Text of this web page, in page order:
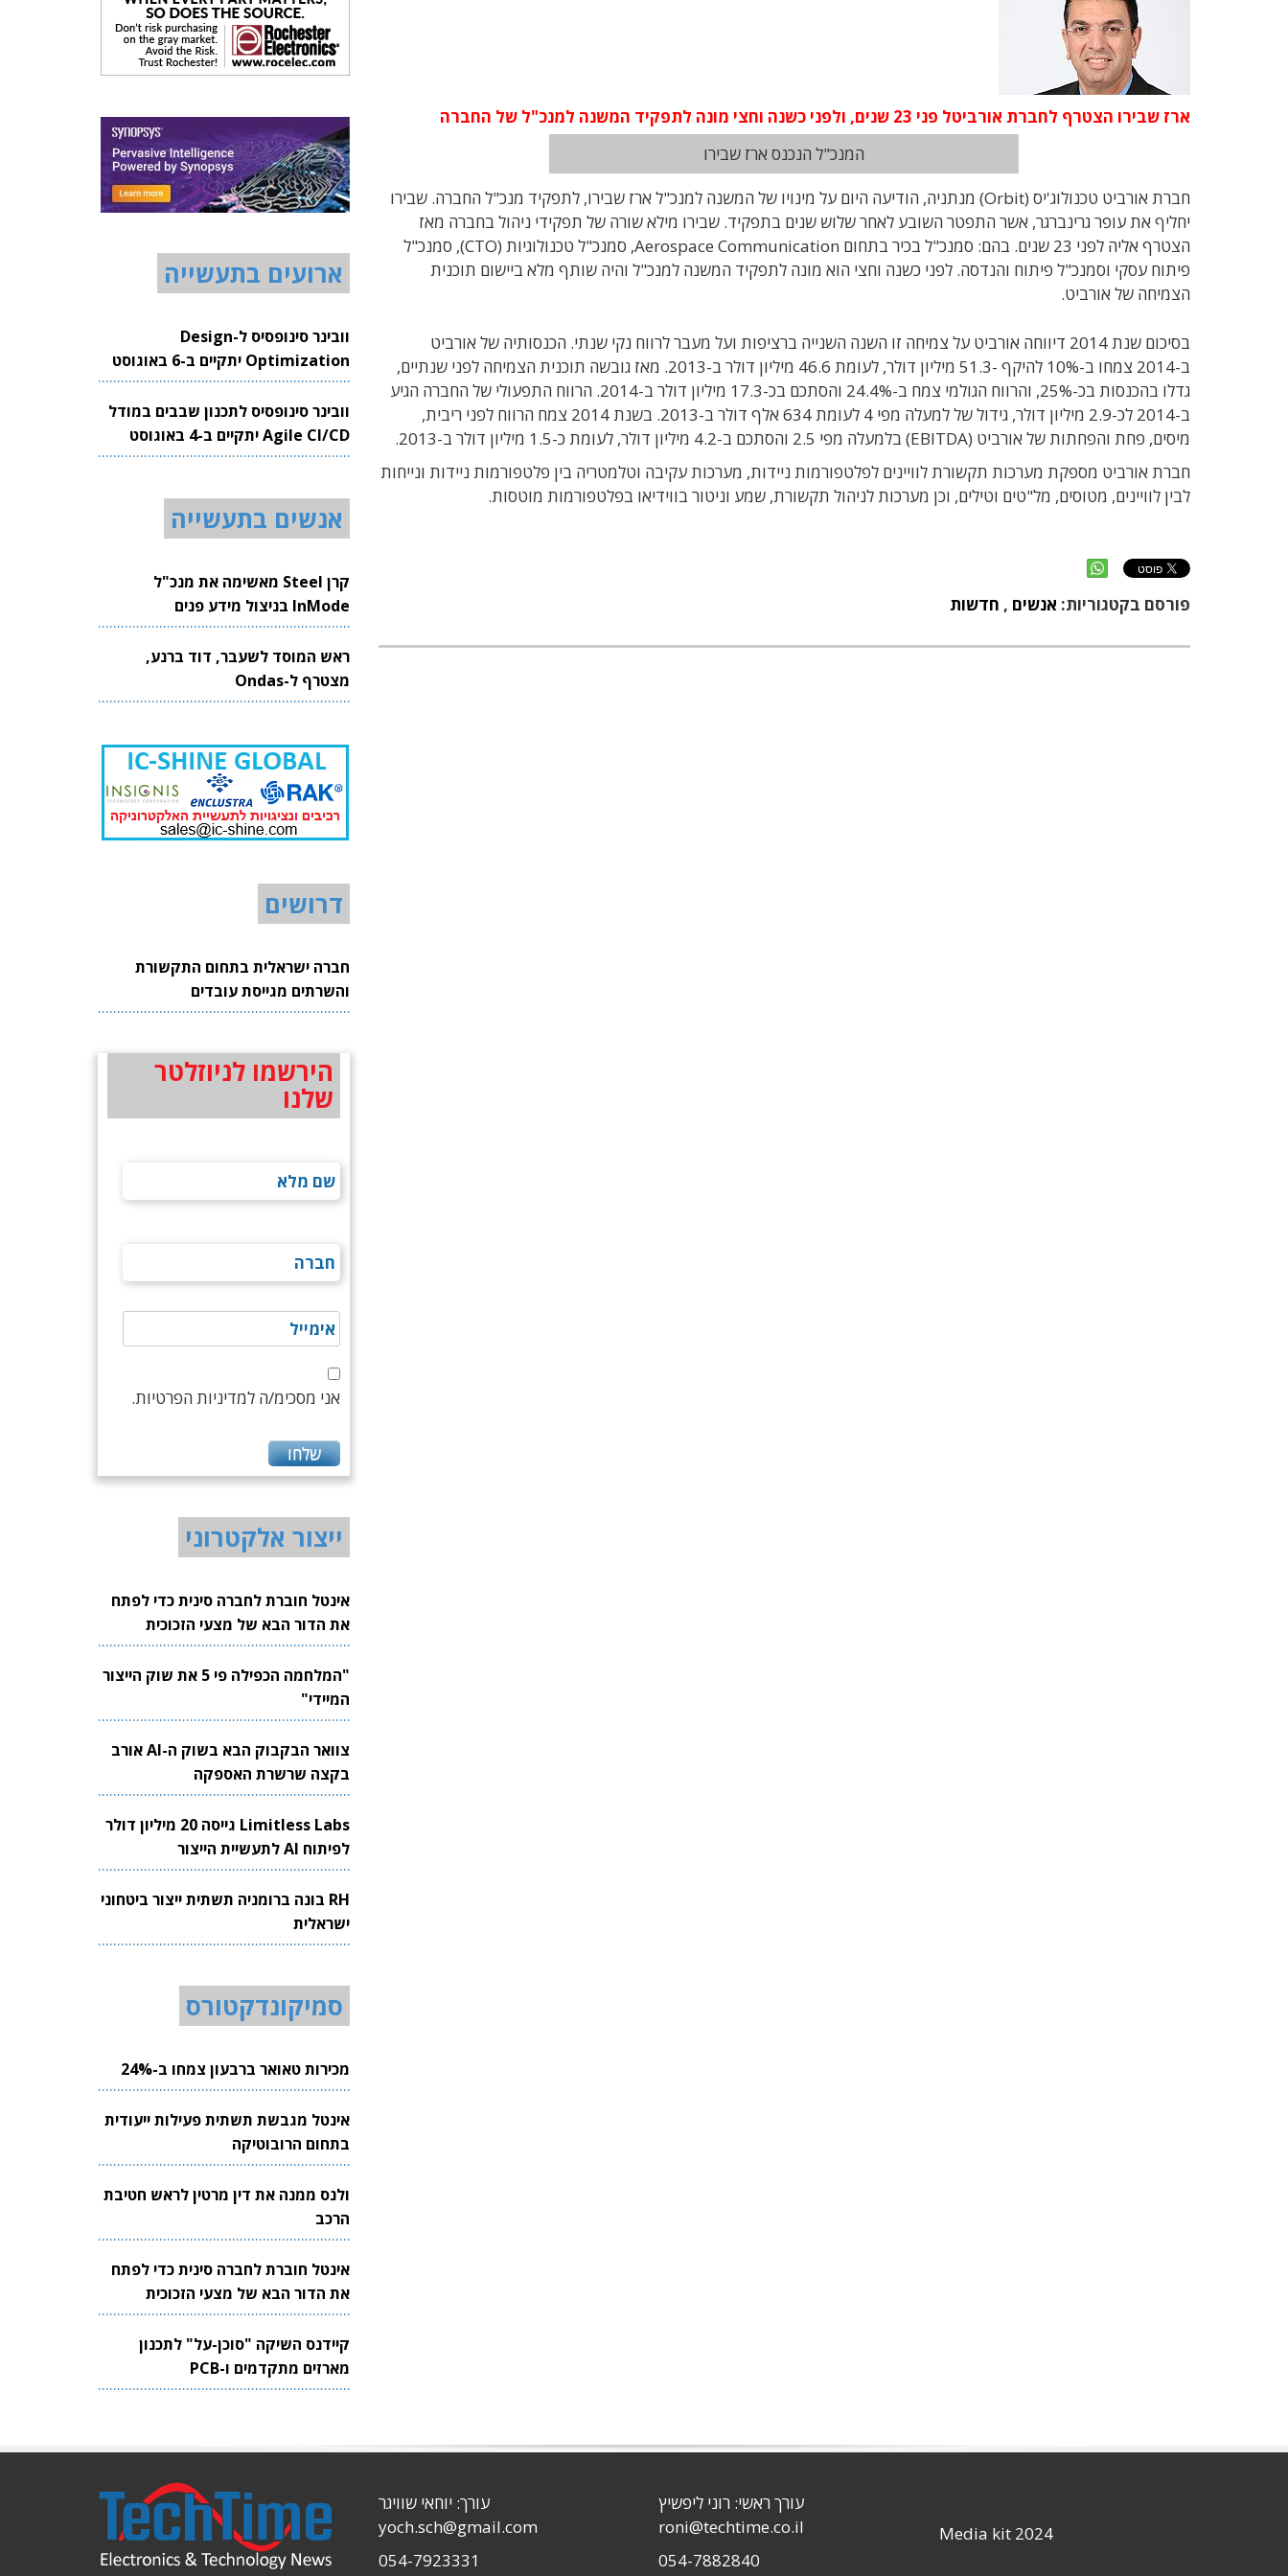
ארז שבירו הצטרף לחברת אורביטל פני 23 שנים, ולפני כשנה וחצי מונה לתפקיד המשנה למנכ"ל של החברה
המנכ"ל הנכנס ארז שבירו
חברת אורביט טכנולוג'יס (Orbit) מנתניה, הודיעה היום על מינויו של המשנה למנכ"ל ארז שבירו, לתפקיד מנכ"ל החברה. שבירו
יחליף את עופר גרינברגר, אשר התפטר השובע לאחר שלוש שנים בתפקיד. שבירו מילא שורה של תפקידי ניהול בחברה מאז
הצטרף אליה לפני 23 שנים. בהם: סמנכ"ל בכיר בתחום Aerospace Communication, סמנכ"ל טכנולוגיות (CTO), סמנכ"ל
פיתוח עסקי וסמנכ"ל פיתוח והנדסה. לפני כשנה וחצי הוא מונה לתפקיד המשנה למנכ"ל והיה שותף מלא ביישום תוכנית
הצמיחה של אורביט.
בסיכום שנת 2014 דיווחה אורביט על צמיחה זו השנה השנייה ברציפות ועל מעבר לרווח נקי שנתי. הכנסותיה של אורביט
ב-2014 צמחו ב-10% להיקף -51.3 מיליון דולר, לעומת 46.6 מיליון דולר ב-2013. מאז גובשה תוכנית הצמיחה לפני שנתיים,
גדלו בהכנסות בכ-25%, והרווח הגולמי צמח ב-24.4% והסתכם בכ-17.3 מיליון דולר ב-2014. הרווח התפעולי של החברה הגיע
ב-2014 לכ-2.9 מיליון דולר, גידול של למעלה מפי 4 לעומת 634 אלף דולר ב-2013. בשנת 2014 צמח הרווח לפני ריבית,
מיסים, פחת והפחתות של אורביט (EBITDA) בלמעלה מפי 2.5 והסתכם ב-4.2 מיליון דולר, לעומת כ-1.5 מיליון דולר ב-2013.
חברת אורביט מספקת מערכות תקשורת לוויינים לפלטפורמות ניידות, מערכות עקיבה וטלמטריה בין פלטפורמות ניידות ונייחות
לבין לוויינים, מטוסים, מל"טים וטילים, וכן מערכות לניהול תקשורת, שמע וניטור בווידיאו בפלטפורמות מוטסות.
פורסם בקטגוריות: אנשים , חדשות
ארועים בתעשייה
וובינר סינופסיס ל-Design
Optimization יתקיים ב-6 באוגוסט
2026
וובינר סינופסיס לתכנון שבבים במודל
Agile CI/CD יתקיים ב-4 באוגוסט
2026
אנשים בתעשייה
קרן Steel מאשימה את מנכ"ל
InMode בניצול מידע פנים
ראש המוסד לשעבר, דוד ברנע,
מצטרף ל-Ondas
דרושים
חברה ישראלית בתחום התקשורת
והשרתים מגייסת עובדים
הירשמו לניוזלטר
שלנו
אני מסכימ/ה למדיניות הפרטיות.
ייצור אלקטרוני
אינטל חוברת לחברה סינית כדי לפתח
את הדור הבא של מצעי הזכוכית
לשבבים
"המלחמה הכפילה פי 5 את שוק הייצור
המיידי"
צוואר הבקבוק הבא בשוק ה-AI אורב
בקצה שרשרת האספקה
Limitless Labs גייסה 20 מיליון דולר
לפיתוח AI לתעשיית הייצור
RH בונה ברומניה תשתית ייצור ביטחוני
ישראלית
סמיקונדקטורס
מכירות טאואר ברבעון צמחו ב-24%
אינטל מגבשת תשתית פעילות ייעודית
בתחום הרובוטיקה
ולנס ממנה את דין מרטין לראש חטיבת
הרכב
אינטל חוברת לחברה סינית כדי לפתח
את הדור הבא של מצעי הזכוכית
לשבבים
קיידנס השיקה "סוכן-על" לתכנון
מארזים מתקדמים ו-PCB
Media kit 2024
עורך ראשי: רוני ליפשיץ
roni@techtime.co.il
054-7882840
עורך: יוחאי שוויגר
yoch.sch@gmail.com
054-7923331